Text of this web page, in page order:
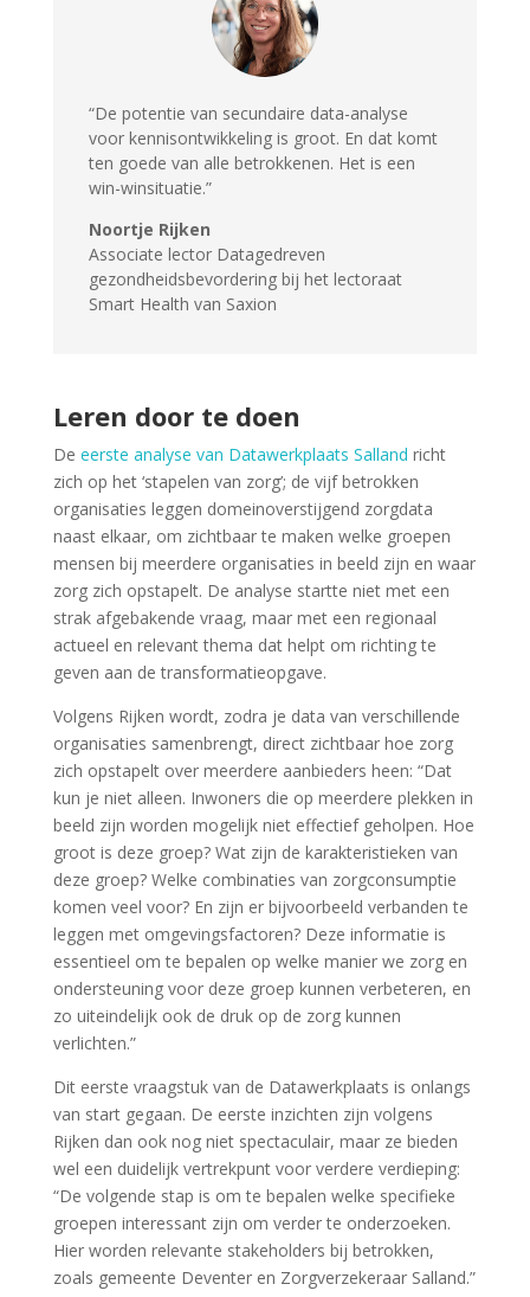
“De potentie van secundaire data-analyse
voor kennisontwikkeling is groot. En dat komt
ten goede van alle betrokkenen. Het is een
win-winsituatie.”
Noortje Rijken
Associate lector Datagedreven
gezondheidsbevordering bij het lectoraat
Smart Health van Saxion
Leren door te doen
De eerste analyse van Datawerkplaats Salland richt
zich op het ‘stapelen van zorg’; de vijf betrokken
organisaties leggen domeinoverstijgend zorgdata
naast elkaar, om zichtbaar te maken welke groepen
mensen bij meerdere organisaties in beeld zijn en waar
zorg zich opstapelt. De analyse startte niet met een
strak afgebakende vraag, maar met een regionaal
actueel en relevant thema dat helpt om richting te
geven aan de transformatieopgave.
Volgens Rijken wordt, zodra je data van verschillende
organisaties samenbrengt, direct zichtbaar hoe zorg
zich opstapelt over meerdere aanbieders heen: “Dat
kun je niet alleen. Inwoners die op meerdere plekken in
beeld zijn worden mogelijk niet effectief geholpen. Hoe
groot is deze groep? Wat zijn de karakteristieken van
deze groep? Welke combinaties van zorgconsumptie
komen veel voor? En zijn er bijvoorbeeld verbanden te
leggen met omgevingsfactoren? Deze informatie is
essentieel om te bepalen op welke manier we zorg en
ondersteuning voor deze groep kunnen verbeteren, en
zo uiteindelijk ook de druk op de zorg kunnen
verlichten.”
Dit eerste vraagstuk van de Datawerkplaats is onlangs
van start gegaan. De eerste inzichten zijn volgens
Rijken dan ook nog niet spectaculair, maar ze bieden
wel een duidelijk vertrekpunt voor verdere verdieping:
“De volgende stap is om te bepalen welke specifieke
groepen interessant zijn om verder te onderzoeken.
Hier worden relevante stakeholders bij betrokken,
zoals gemeente Deventer en Zorgverzekeraar Salland.”